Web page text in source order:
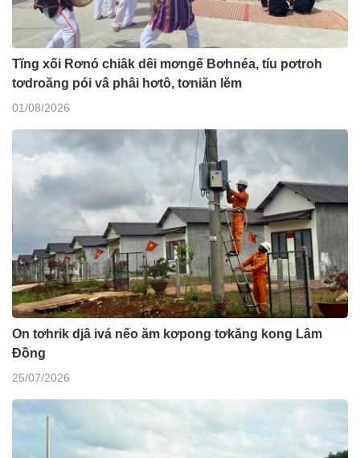
Tĭng xối Rơnó chiâk dêi mơngế Bơhnéa, tíu pơtroh
tơdroăng pói vâ phâi hơtô, tơniăn lĕm
01/08/2026
On tơhrik djâ ivá nếo ăm kơpong tơkăng kong Lâm
Đồng
25/07/2026